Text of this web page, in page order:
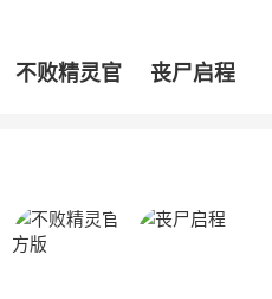
不败精灵官
丧尸启程